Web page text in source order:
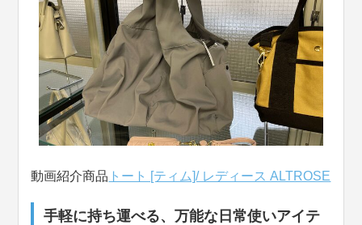
動画紹介商品 トート [ティム]/ レディース ALTROSE
手軽に持ち運べる、万能な日常使いアイテ